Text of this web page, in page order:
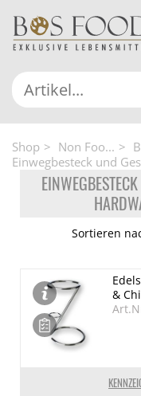
Shop Non Foo...
Einwegbesteck und
Sortieren
&